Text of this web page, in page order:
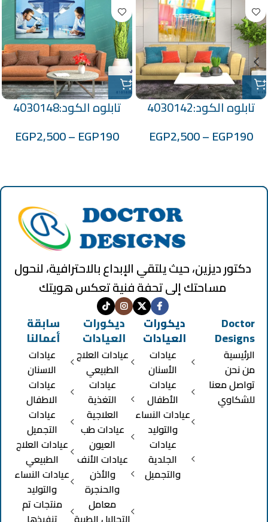
تابلوه الكود:4030142
EGP190
–
EGP2,500
تابلوه الكود:4030148
EGP190
–
EGP2,500
دكتور ديزين، حيث يلتقي الإبداع بالاحترافية، لنحول
مساحتك إلى تحفة فنية تعكس هويتك
Doctor
Designs
الرئيسية
من نحن
تواصل معنا
للشكاوي
ديكورات
العيادات
عيادات
الأسنان
عيادات
الأطفال
عيادات النساء
والتوليد
عيادات
الجلدية
والتجميل
ديكورات
العيادات
عيادات العلاج
الطبيعي
عيادات
التغذية
العلاجية
عيادات طب
العيون
عيادات الأنف
والأذن
والحنجرة
معامل
سابقة
أعمالنا
عيادات
الاسنان
عيادات
الاطفال
عيادات
التجميل
عيادات العلاج
الطبيعي
عيادات النساء
والتوليد
منتجات تم